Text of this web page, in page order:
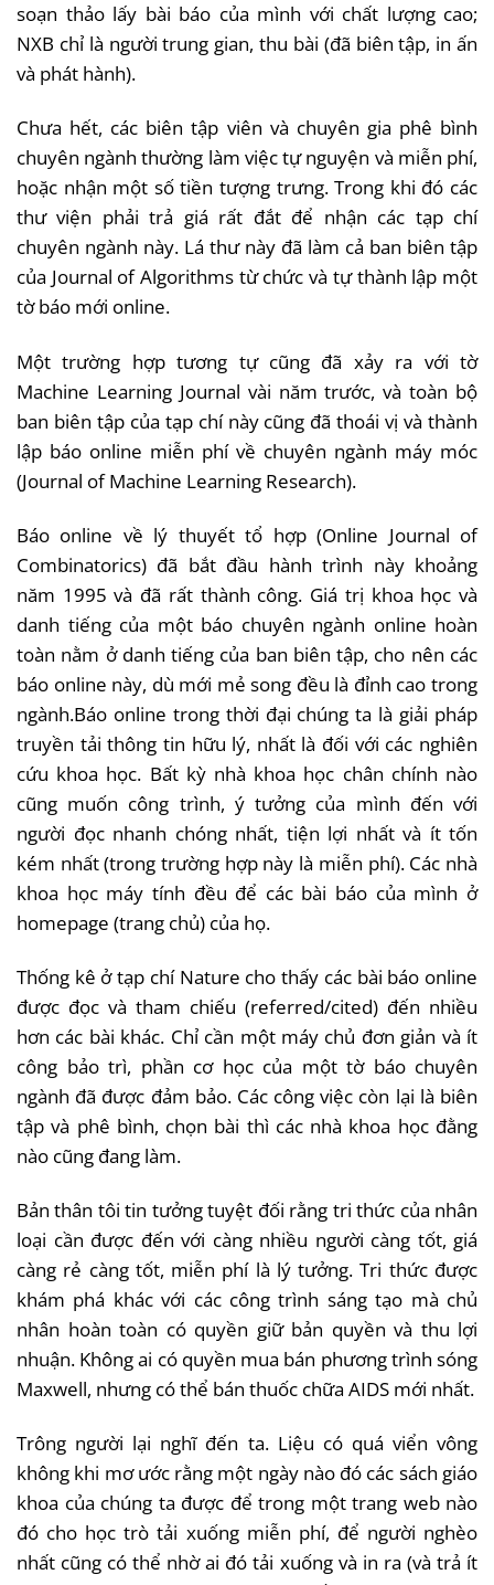
soạn thảo lấy bài báo của mình với chất lượng cao;
NXB chỉ là người trung gian, thu bài (đã biên tập, in ấn
và phát hành).
Chưa hết, các biên tập viên và chuyên gia phê bình
chuyên ngành thường làm việc tự nguyện và miễn phí,
hoặc nhận một số tiền tượng trưng. Trong khi đó các
thư viện phải trả giá rất đắt để nhận các tạp chí
chuyên ngành này. Lá thư này đã làm cả ban biên tập
của Journal of Algorithms từ chức và tự thành lập một
tờ báo mới online.
Một trường hợp tương tự cũng đã xảy ra với tờ
Machine Learning Journal vài năm trước, và toàn bộ
ban biên tập của tạp chí này cũng đã thoái vị và thành
lập báo online miễn phí về chuyên ngành máy móc
(Journal of Machine Learning Research).
Báo online về lý thuyết tổ hợp (Online Journal of
Combinatorics) đã bắt đầu hành trình này khoảng
năm 1995 và đã rất thành công. Giá trị khoa học và
danh tiếng của một báo chuyên ngành online hoàn
toàn nằm ở danh tiếng của ban biên tập, cho nên các
báo online này, dù mới mẻ song đều là đỉnh cao trong
ngành.Báo online trong thời đại chúng ta là giải pháp
truyền tải thông tin hữu lý, nhất là đối với các nghiên
cứu khoa học. Bất kỳ nhà khoa học chân chính nào
cũng muốn công trình, ý tưởng của mình đến với
người đọc nhanh chóng nhất, tiện lợi nhất và ít tốn
kém nhất (trong trường hợp này là miễn phí). Các nhà
khoa học máy tính đều để các bài báo của mình ở
homepage (trang chủ) của họ.
Thống kê ở tạp chí Nature cho thấy các bài báo online
được đọc và tham chiếu (referred/cited) đến nhiều
hơn các bài khác. Chỉ cần một máy chủ đơn giản và ít
công bảo trì, phần cơ học của một tờ báo chuyên
ngành đã được đảm bảo. Các công việc còn lại là biên
tập và phê bình, chọn bài thì các nhà khoa học đằng
nào cũng đang làm.
Bản thân tôi tin tưởng tuyệt đối rằng tri thức của nhân
loại cần được đến với càng nhiều người càng tốt, giá
càng rẻ càng tốt, miễn phí là lý tưởng. Tri thức được
khám phá khác với các công trình sáng tạo mà chủ
nhân hoàn toàn có quyền giữ bản quyền và thu lợi
nhuận. Không ai có quyền mua bán phương trình sóng
Maxwell, nhưng có thể bán thuốc chữa AIDS mới nhất.
Trông người lại nghĩ đến ta. Liệu có quá viển vông
không khi mơ ước rằng một ngày nào đó các sách giáo
khoa của chúng ta được để trong một trang web nào
đó cho học trò tải xuống miễn phí, để người nghèo
nhất cũng có thể nhờ ai đó tải xuống và in ra (và trả ít